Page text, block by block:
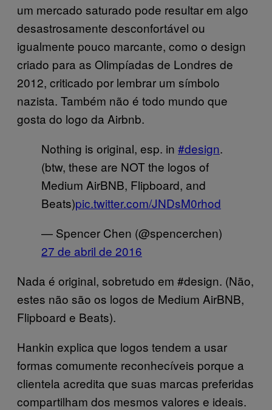
um mercado saturado pode resultar em algo
desastrosamente desconfortável ou
igualmente pouco marcante, como o design
criado para as Olimpíadas de Londres de
2012, criticado por lembrar um símbolo
nazista. Também não é todo mundo que
gosta do logo da Airbnb.
Nothing is original, esp. in #design.
(btw, these are NOT the logos of
Medium AirBNB, Flipboard, and
Beats)pic.twitter.com/JNDsM0rhod
— Spencer Chen (@spencerchen)
27 de abril de 2016
Nada é original, sobretudo em #design. (Não,
estes não são os logos de Medium AirBNB,
Flipboard e Beats).
Hankin explica que logos tendem a usar
formas comumente reconhecíveis porque a
clientela acredita que suas marcas preferidas
compartilham dos mesmos valores e ideais.